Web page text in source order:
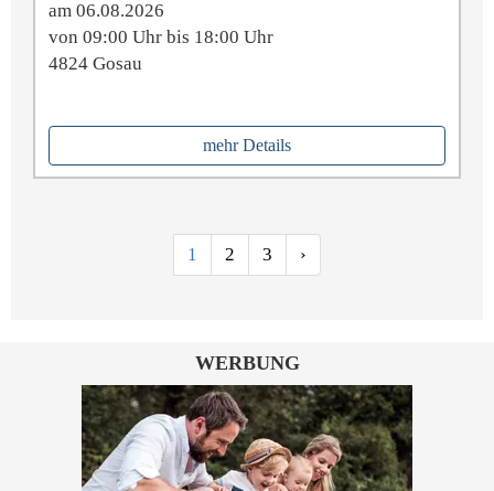
am 06.08.2026
von 09:00 Uhr bis 18:00 Uhr
4824 Gosau
mehr Details
1 2 3 ›
WERBUNG